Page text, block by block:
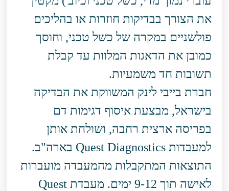
את הצורך בבדיקות חוזרות או בהליכים
פולשניים במקרה של כשל טכני, וחוסך
כמובן את הדאגות המלוות עד קבלת
תשובות חד משמעיות.
חברת בייבי לינק המשווקת את הבדיקה
בישראל, מבצעת איסוף דגימות דם
בפריסה ארצית רחבה, ושולחת אותן
למעבדות Quest Diagnostics בארה"ב.
התוצאות המתקבלות מהמעבדה מועברות
לאישה תוך 9-12 ימים. מעבדת Quest